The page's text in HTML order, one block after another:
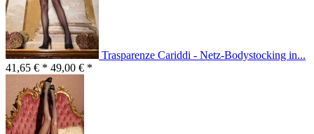
Trasparenze Cariddi - Netz-Bodystocking in...
41,65 € * 49,00 € *